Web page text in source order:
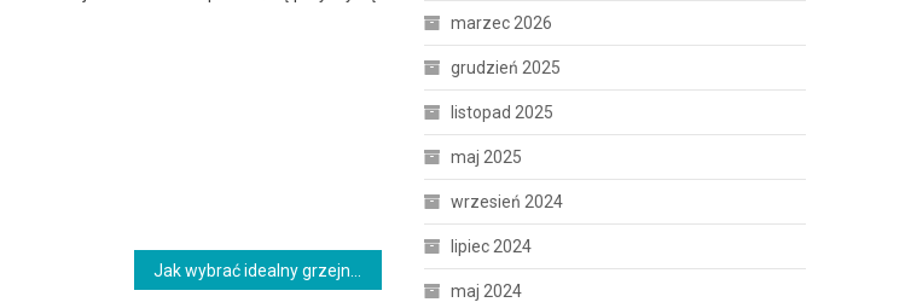
Jak wybrać idealny grzejnik łazienkowy: Kompleksowy przewodnik po rodzajach, mocach i aranżacji wnętrz
marzec 2026
grudzień 2025
listopad 2025
maj 2025
wrzesień 2024
lipiec 2024
maj 2024